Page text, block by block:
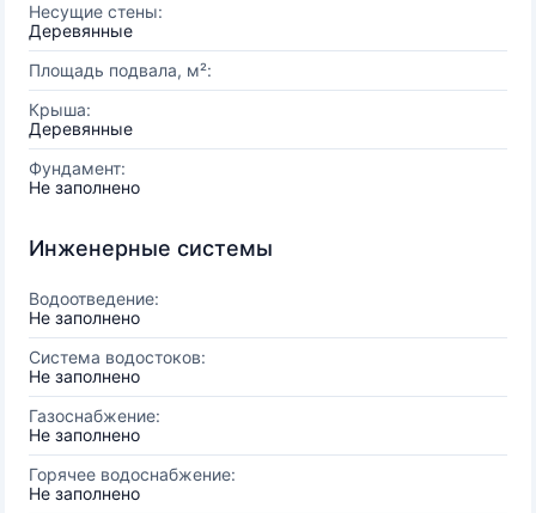
Несущие стены:
Деревянные
Площадь подвала, м²:
Крыша:
Деревянные
Фундамент:
Не заполнено
Инженерные системы
Водоотведение:
Не заполнено
Система водостоков:
Не заполнено
Газоснабжение:
Не заполнено
Горячее водоснабжение:
Не заполнено